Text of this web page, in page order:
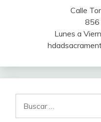
Calle
856
Lunes a